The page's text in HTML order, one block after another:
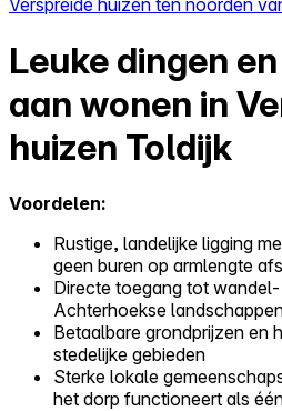
Leuke dingen
aan wonen in
huizen Toldijk
Voordelen:
Rustige, landelijke ligging
geen buren op armlengte
Directe toegang tot
Achterhoekse
Betaalbare grondprijzen en
stedelijke gebieden
Sterke lokale
het dorp functioneert als